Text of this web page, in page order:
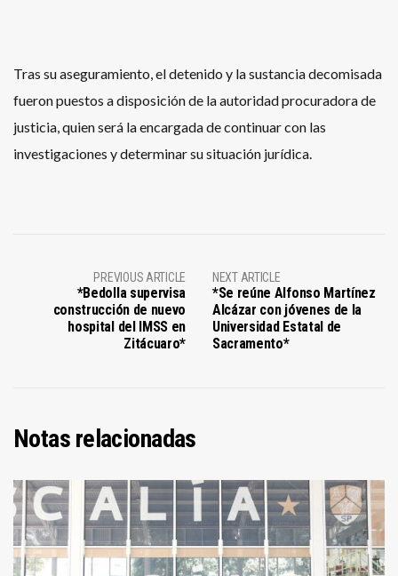
Tras su aseguramiento, el detenido y la sustancia decomisada
fueron puestos a disposición de la autoridad procuradora de
justicia, quien será la encargada de continuar con las
investigaciones y determinar su situación jurídica.
PREVIOUS ARTICLE
*Bedolla supervisa
construcción de nuevo
hospital del IMSS en
Zitácuaro*
NEXT ARTICLE
*Se reúne Alfonso Martínez
Alcázar con jóvenes de la
Universidad Estatal de
Sacramento*
Notas relacionadas